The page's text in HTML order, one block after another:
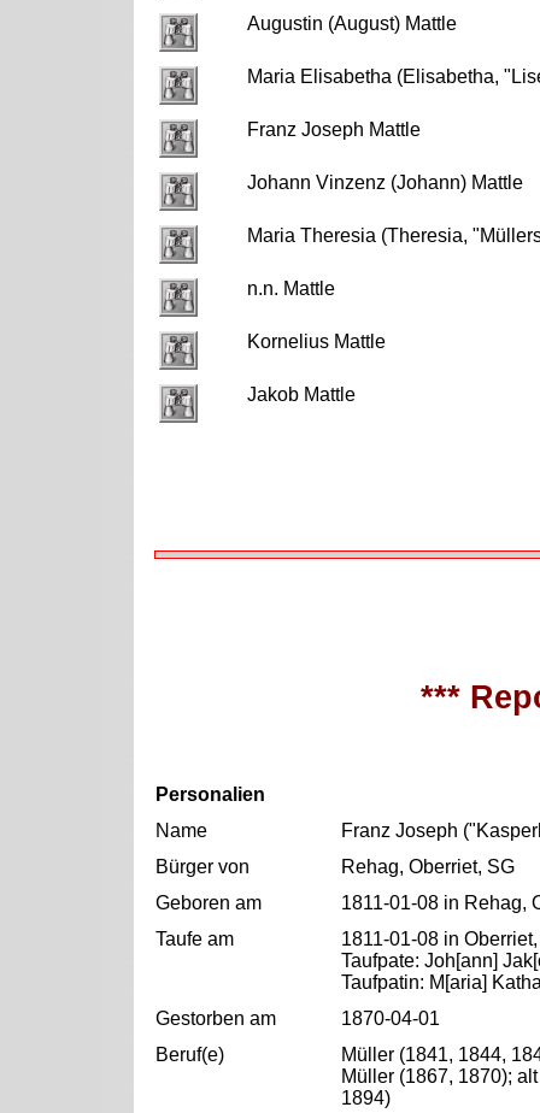
Augustin (August) Mattle
Maria Elisabetha (Elisabetha,
Franz Joseph Mattle
Johann Vinzenz (Johann) Mattle
Maria Theresia (Theresia,
n.n. Mattle
Kornelius Mattle
Jakob Mattle
***
Personalien
Name
Franz Joseph
Bürger von
Rehag, Oberriet, SG
Geboren am
1811-01-08 in Rehag,
Taufe am
1811-01-08 in
Taufpate: Joh[ann]
Taufpatin: M[aria]
Gestorben am
1870-04-01
Beruf(e)
Müller (1841, 1844,
Müller (1867, 1870);
1894)